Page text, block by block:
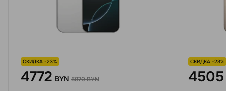
СКИДКА -23%
4772 BYN 5870 BYN
СКИДКА -23%
4505